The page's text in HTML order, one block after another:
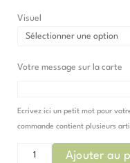
Visuel
Votre message sur la carte
Ecrivez ici un petit mot pour
commande contient plusieurs
Ajouter au